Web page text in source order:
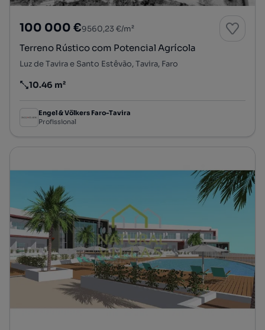
100 000 €9560,23 €/m²
Terreno Rústico com Potencial Agrícola
Luz de Tavira e Santo Estêvão, Tavira, Faro
Preço por metro quadrado
10.46 m²
Engel & Völkers Faro-Tavira
Profissional